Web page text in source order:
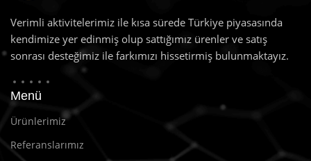
Verimli aktivitelerimiz ile kısa sürede Türkiye piyasasında
kendimize yer edinmiş olup sattığımız ürenler ve satış
sonrası desteğimiz ile farkımızı hissetirmiş bulunmaktayız.
Menü
Ürünlerimiz
Referanslarımız